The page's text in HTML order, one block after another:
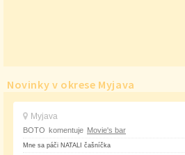
Novinky v okrese Myjava
Myjava
BOTO komentuje Movie's bar
Mne sa páči NATALI čašníčka